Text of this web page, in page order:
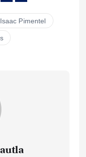
Isaac Pimentel